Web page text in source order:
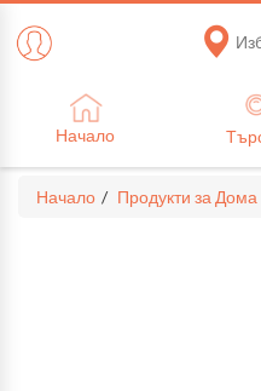
Начало
Начало Продукти за Дома